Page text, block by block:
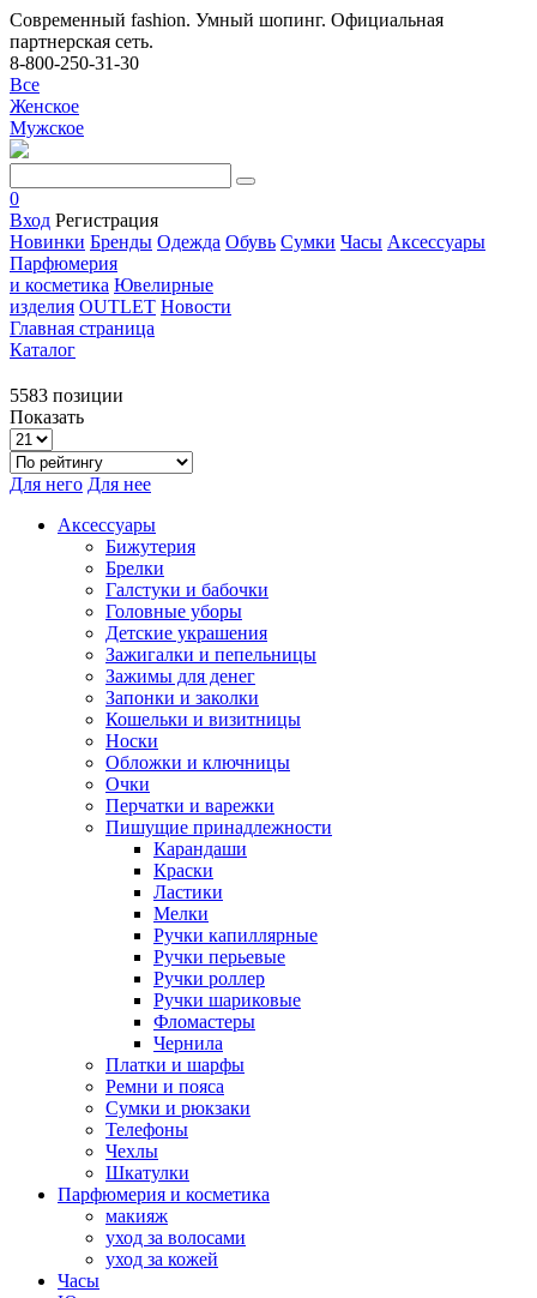
Современный fashion. Умный шопинг. Официальная
партнерская сеть.
8-800-250-31-30
Все
Женское
Мужское
0
Вход Регистрация
Новинки Бренды Одежда Обувь Сумки Часы Аксессуары
Парфюмерия
и косметика Ювелирные
изделия OUTLET Новости
Главная страница
Каталог
5583 позиции
Показать
Для него Для нее
Аксессуары
Бижутерия
Брелки
Галстуки и бабочки
Головные уборы
Детские украшения
Зажигалки и пепельницы
Зажимы для денег
Запонки и заколки
Кошельки и визитницы
Носки
Обложки и ключницы
Очки
Перчатки и варежки
Пишущие принадлежности
Карандаши
Краски
Ластики
Мелки
Ручки капиллярные
Ручки перьевые
Ручки роллер
Ручки шариковые
Фломастеры
Чернила
Платки и шарфы
Ремни и пояса
Сумки и рюкзаки
Телефоны
Чехлы
Шкатулки
Парфюмерия и косметика
макияж
уход за волосами
уход за кожей
Часы